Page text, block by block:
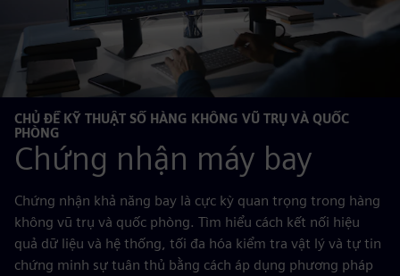
CHỦ ĐỀ KỸ THUẬT SỐ HÀNG KHÔNG VŨ TRỤ VÀ QUỐC
PHÒNG
Chứng nhận máy bay
Chứng nhận khả năng bay là cực kỳ quan trọng trong hàng
không vũ trụ và quốc phòng. Tìm hiểu cách kết nối hiệu
quả dữ liệu và hệ thống, tối đa hóa kiểm tra vật lý và tự tin
chứng minh sự tuân thủ bằng cách áp dụng phương pháp